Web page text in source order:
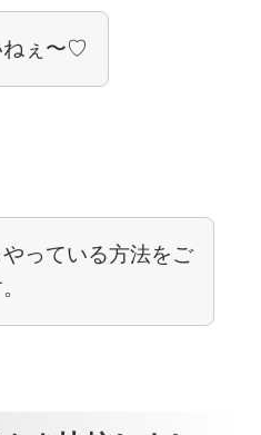
ねぇ〜♡
っている方法をご